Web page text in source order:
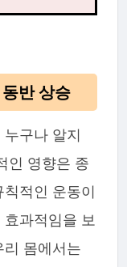
반 상승
구나 알지
인 영향은 종
적인 운동이
과적임을 보
몸에서는